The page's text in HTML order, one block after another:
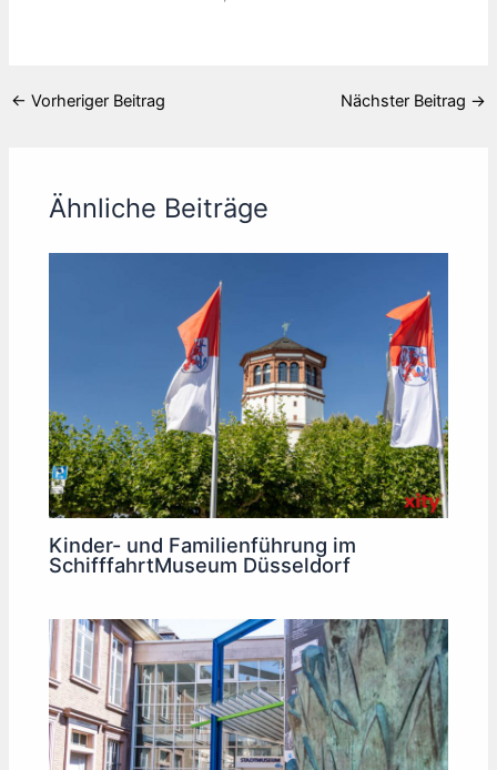
← Vorheriger Beitrag Nächster Beitrag →
Ähnliche Beiträge
Kinder- und Familienführung im
SchifffahrtMuseum Düsseldorf